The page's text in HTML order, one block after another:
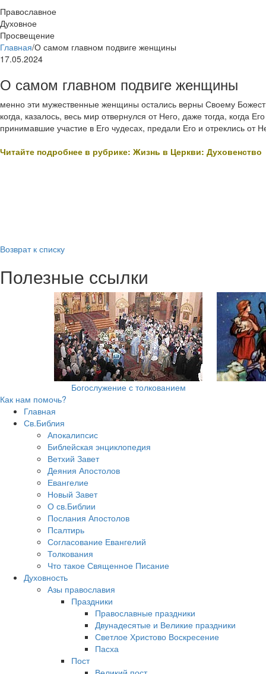
Православное
Духовное
Просвещение
Главная/О самом главном подвиге женщины
17.05.2024
О самом главном подвиге женщины
менно эти мужественные женщины остались верны Своему
когда, казалось, весь мир отвернулся от Него, даже тогда, когда
принимавшие участие в Его чудесах, предали Его и отреклись от
Читайте подробнее в рубрике: Жизнь в Церкви: Духовенство
Возврат к списку
Полезные ссылки
Богослужение с толкованием
Как нам помочь?
Главная
Св.Библия
Апокалипсис
Библейская энциклопедия
Ветхий Завет
Деяния Апостолов
Евангелие
Новый Завет
О св.Библии
Послания Апостолов
Псалтирь
Согласование Евангелий
Толкования
Что такое Священное Писание
Духовность
Азы православия
Праздники
Православные праздники
Двунадесятые и Великие праздники
Светлое Христово Воскресение
Пасха
Пост